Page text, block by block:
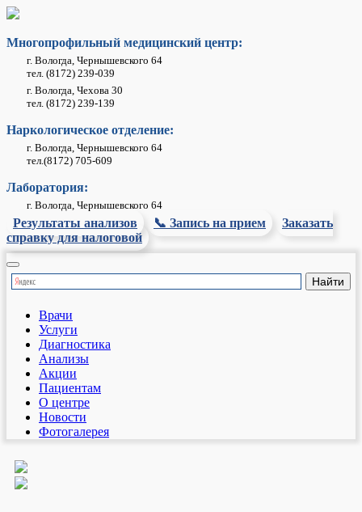
Многопрофильный медицинский центр:
г. Вологда, Чернышевского 64
тел. (8172) 239-039
г. Вологда, Чехова 30
тел. (8172) 239-139
Наркологическое отделение:
г. Вологда, Чернышевского 64
тел.(8172) 705-609
Лаборатория:
г. Вологда, Чернышевского 64
Результаты анализов 📞 Запись на прием
Заказать
справку для налоговой
Врачи
Услуги
Диагностика
Анализы
Акции
Пациентам
О центре
Новости
Фотогалерея